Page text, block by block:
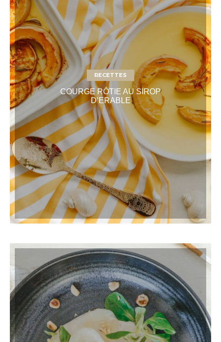
RECETTES
COURGE RÔTIE AU SIROP
D’ERABLE